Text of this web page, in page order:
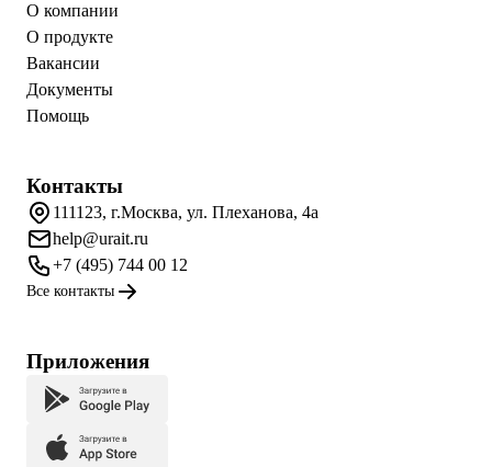
О компании
О продукте
Вакансии
Документы
Помощь
Контакты
111123, г.Москва, ул. Плеханова, 4а
help@urait.ru
+7 (495) 744 00 12
Все контакты
Приложения